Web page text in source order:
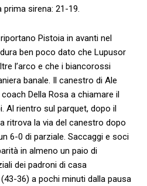
sirena: 21-19.
Pistoia in avanti nel
ben poco dato che Lupusor
l’arco e che i biancorossi
banale. Il canestro di Ale
Della Rosa a chiamare il
Al rientro sul parquet, dopo il
ritrova la via del canestro dopo
6-0 di parziale. Saccaggi e soci
in almeno un paio di
dei padroni di casa
36) a pochi minuti dalla pausa